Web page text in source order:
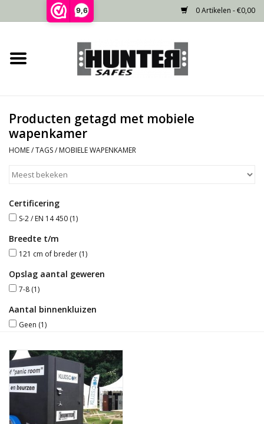
9,6 0 Artikelen - €0,00
Home
Gecertificeerd
Niet gecertificeerd
Recente projecten
Opties
Blog
Producten getagd met mobiele
wapenkamer
HOME/TAGS/ MOBIELE WAPENKAMER
Certificering
S-2 / EN 14 450 (1)
Breedte t/m
121 cm of breder (1)
Opslag aantal geweren
7-8 (1)
Aantal binnenkluizen
Geen (1)